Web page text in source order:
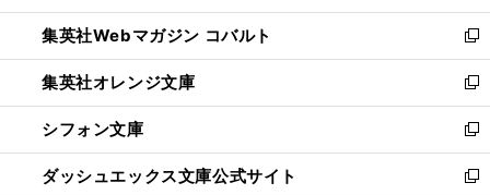
開
く
ウ
で
開
く
ン
ド
ウ
で
開
く
ウ
ィ
ン
ド
ウ
で
開
く
集英社Webマガジン コバルト
新
し
い
ウ
ィ
ン
ド
集英社オレンジ文庫
新
し
い
ウ
ィ
シフォン文庫
新
し
い
ダッシュエックス文庫公式サイト
新